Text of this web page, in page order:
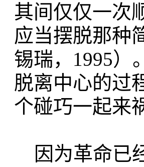
其间仅仅一次
应当摆脱那种
锡瑞，1995）
脱离中心的过
个碰巧一起来
因为革命已